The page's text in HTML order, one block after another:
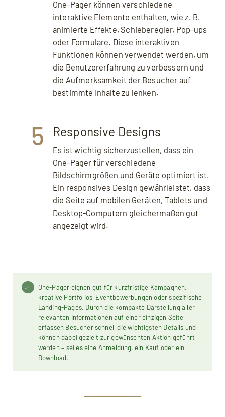
One-Pager können verschiedene
interaktive Elemente enthalten, wie z. B.
animierte Effekte, Schieberegler, Pop-ups
oder Formulare. Diese interaktiven
Funktionen können verwendet werden, um
die Benutzererfahrung zu verbessern und
die Aufmerksamkeit der Besucher auf
bestimmte Inhalte zu lenken.
5 Responsive Designs
Es ist wichtig sicherzustellen, dass ein
One-Pager für verschiedene
Bildschirmgrößen und Geräte optimiert ist.
Ein responsives Design gewährleistet, dass
die Seite auf mobilen Geräten, Tablets und
Desktop-Computern gleichermaßen gut
angezeigt wird.
One-Pager eignen gut für kurzfristige Kampagnen,
kreative Portfolios, Eventbewerbungen oder spezifische
Landing-Pages. Durch die kompakte Darstellung aller
relevanten Informationen auf einer einzigen Seite
erfassen Besucher schnell die wichtigsten Details und
können dabei gezielt zur gewünschten Aktion geführt
werden – sei es eine Anmeldung, ein Kauf oder ein
Download.